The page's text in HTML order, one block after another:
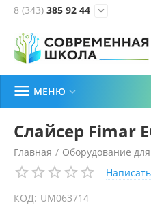
8 (343) 385 92 44 
 МЕНЮ 
Слайсер Fimar
Главная / Оборудование
КОД: UM063714